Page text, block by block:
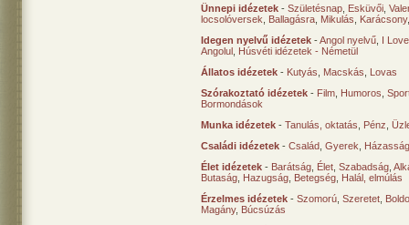
Ünnepi idézetek - Születésnap Esküvői
locsolóversek
Ballagásra Mikulás Karácsony
Idegen nyelvű idézetek -Angol nyelvű I
Angolul Húsvéti idézetek - Németül
Állatos idézetek - Kutyás Macskás
Lovas
Szórakoztató idézetek - Film Humoros
Bormondások
Munka idézetek - Tanulás, oktatás Pénz
Családi idézetek - Család Gyerek
Élet idézetek - Barátság Élet Szabadság
Butaság Hazugság Betegség Halál, elmúlás
Érzelmes idézetek - Szomorú Szeretet
Magány, Búcsúzás